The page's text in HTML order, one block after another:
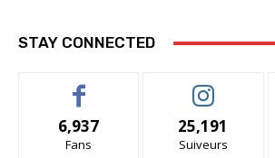
STAY CONNECTED
6,937
Fans
25,191
Suiveurs